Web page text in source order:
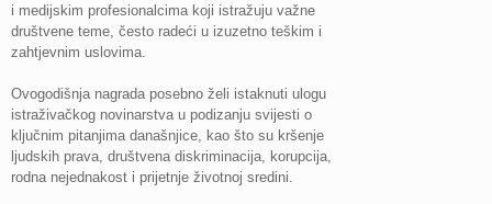
i medijskim profesionalcima koji istražuju važne
društvene teme, često radeći u izuzetno teškim i
zahtjevnim uslovima.
Ovogodišnja nagrada posebno želi istaknuti ulogu
istraživačkog novinarstva u podizanju svijesti o
ključnim pitanjima današnjice, kao što su kršenje
ljudskih prava, društvena diskriminacija, korupcija,
rodna nejednakost i prijetnje životnoj sredini.